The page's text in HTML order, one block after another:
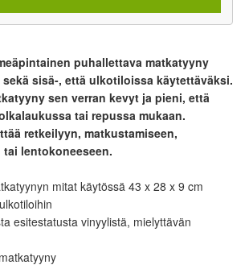
puhallettava matkatyyny
sisä-, että ulkotiloissa käytettäväksi.
sen verran kevyt ja pieni, että
tai repussa mukaan.
retkeilyyn, matkustamiseen,
lentokoneeseen.
mitat käytössä 43 x 28 x 9 cm
esitestatusta vinyylistä, mielyttävän